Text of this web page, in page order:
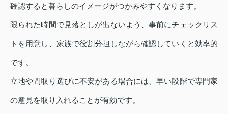
確認すると暮らしのイメージがつかみやすくなります。
限られた時間で見落としが出ないよう、事前にチェックリス
トを用意し、家族で役割分担しながら確認していくと効率的
です。
立地や間取り選びに不安がある場合には、早い段階で専門家
の意見を取り入れることが有効です。